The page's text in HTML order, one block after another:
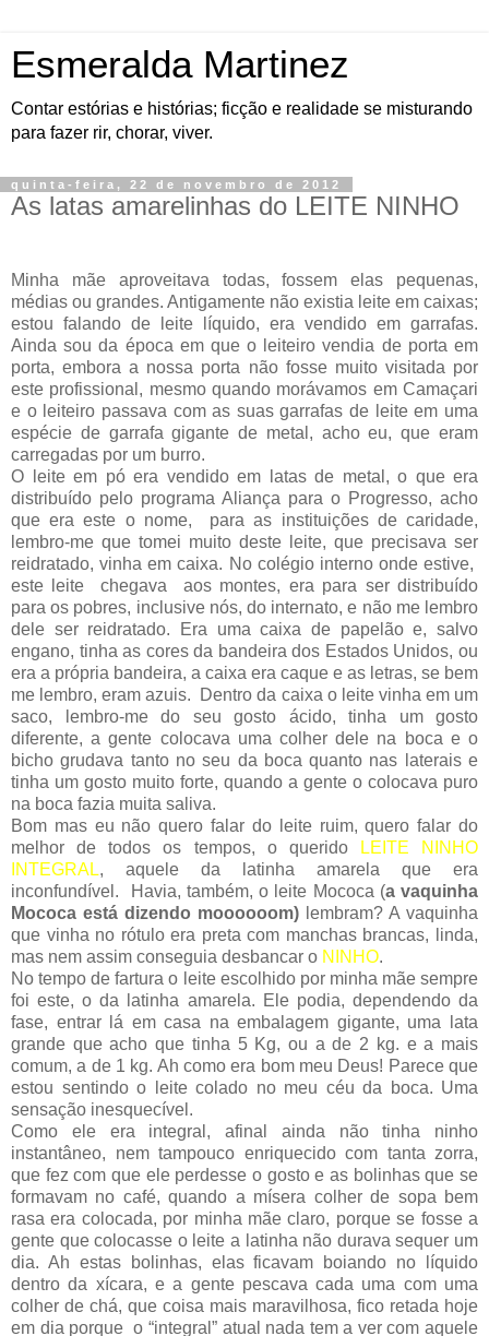
Esmeralda Martinez
Contar estórias e histórias; ficção e realidade se misturando
para fazer rir, chorar, viver.
quinta-feira, 22 de novembro de 2012
As latas amarelinhas do LEITE NINHO
Minha mãe aproveitava todas, fossem elas pequenas,
médias ou grandes. Antigamente não existia leite em caixas;
estou falando de leite líquido, era vendido em garrafas.
Ainda sou da época em que o leiteiro vendia de porta em
porta, embora a nossa porta não fosse muito visitada por
este profissional, mesmo quando morávamos em Camaçari
e o leiteiro passava com as suas garrafas de leite em uma
espécie de garrafa gigante de metal, acho eu, que eram
carregadas por um burro.
O leite em pó era vendido em latas de metal, o que era
distribuído pelo programa Aliança para o Progresso, acho
que era este o nome, para as instituições de caridade,
lembro-me que tomei muito deste leite, que precisava ser
reidratado, vinha em caixa. No colégio interno onde estive,
este leite chegava aos montes, era para ser distribuído
para os pobres, inclusive nós, do internato, e não me lembro
dele ser reidratado. Era uma caixa de papelão e, salvo
engano, tinha as cores da bandeira dos Estados Unidos, ou
era a própria bandeira, a caixa era caque e as letras, se bem
me lembro, eram azuis. Dentro da caixa o leite vinha em um
saco, lembro-me do seu gosto ácido, tinha um gosto
diferente, a gente colocava uma colher dele na boca e o
bicho grudava tanto no seu da boca quanto nas laterais e
tinha um gosto muito forte, quando a gente o colocava puro
na boca fazia muita saliva.
Bom mas eu não quero falar do leite ruim, quero falar do
melhor de todos os tempos, o querido
LEITE NINHO
INTEGRAL, aquele da latinha amarela que era
inconfundível. Havia, também, o leite Mococa (a vaquinha
Mococa está dizendo moooooom) lembram? A vaquinha
que vinha no rótulo era preta com manchas brancas, linda,
mas nem assim conseguia desbancar o NINHO.
No tempo de fartura o leite escolhido por minha mãe sempre
foi este, o da latinha amarela. Ele podia, dependendo da
fase, entrar lá em casa na embalagem gigante, uma lata
grande que acho que tinha 5 Kg, ou a de 2 kg. e a mais
comum, a de 1 kg. Ah como era bom meu Deus! Parece que
estou sentindo o leite colado no meu céu da boca. Uma
sensação inesquecível.
Como ele era integral, afinal ainda não tinha ninho
instantâneo, nem tampouco enriquecido com tanta zorra,
que fez com que ele perdesse o gosto e as bolinhas que se
formavam no café, quando a mísera colher de sopa bem
rasa era colocada, por minha mãe claro, porque se fosse a
gente que colocasse o leite a latinha não durava sequer um
dia. Ah estas bolinhas, elas ficavam boiando no líquido
dentro da xícara, e a gente pescava cada uma com uma
colher de chá, que coisa mais maravilhosa, fico retada hoje
em dia porque o “integral” atual nada tem a ver com aquele